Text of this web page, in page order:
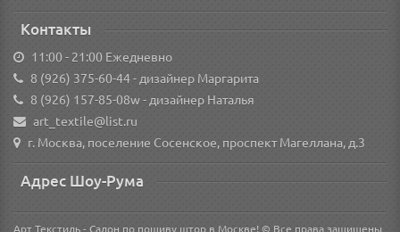
Контакты
11:00 - 21:00 Ежедневно
8 (926) 375-60-44- дизайнер Маргарита
8 (926) 157-85-08w- дизайнер Наталья
art_textile@list.ru
г. Москва, поселение Сосенское, проспект Магеллана, д.3
Адрес Шоу-Рума
Арт Текстиль - Салон по пошиву штор в Москве! © Все права защищены